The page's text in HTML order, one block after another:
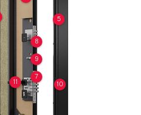
5
7
8
9
10
11